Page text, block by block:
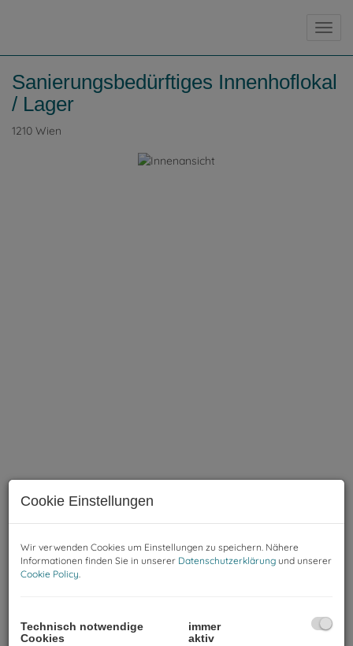
Sanierungsbedürftiges Innenhoflokal
/ Lager
1210 Wien
Beschreibung
Dieses Geschäftslokal in ruhiger Innenhoflage bietet vielfältige
Nutzungsmöglichkeiten und viel Potenzial für individuelle Ideen.
Cookie Einstellungen
Wir verwenden Cookies um Einstellungen zu speichern. Nähere
Informationen finden Sie in unserer Datenschutzerklärung und unserer
Cookie Policy.
Technisch notwendige
Cookies
immer
aktiv